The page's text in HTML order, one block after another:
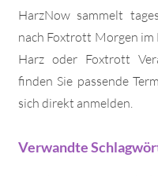
HarzNow sammelt
nach Foxtrott Morgen
Harz oder Foxtrott
finden Sie passende
sich direkt anmelden.
Verwandte